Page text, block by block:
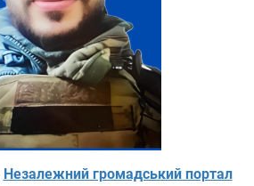
Незалежний громадський портал